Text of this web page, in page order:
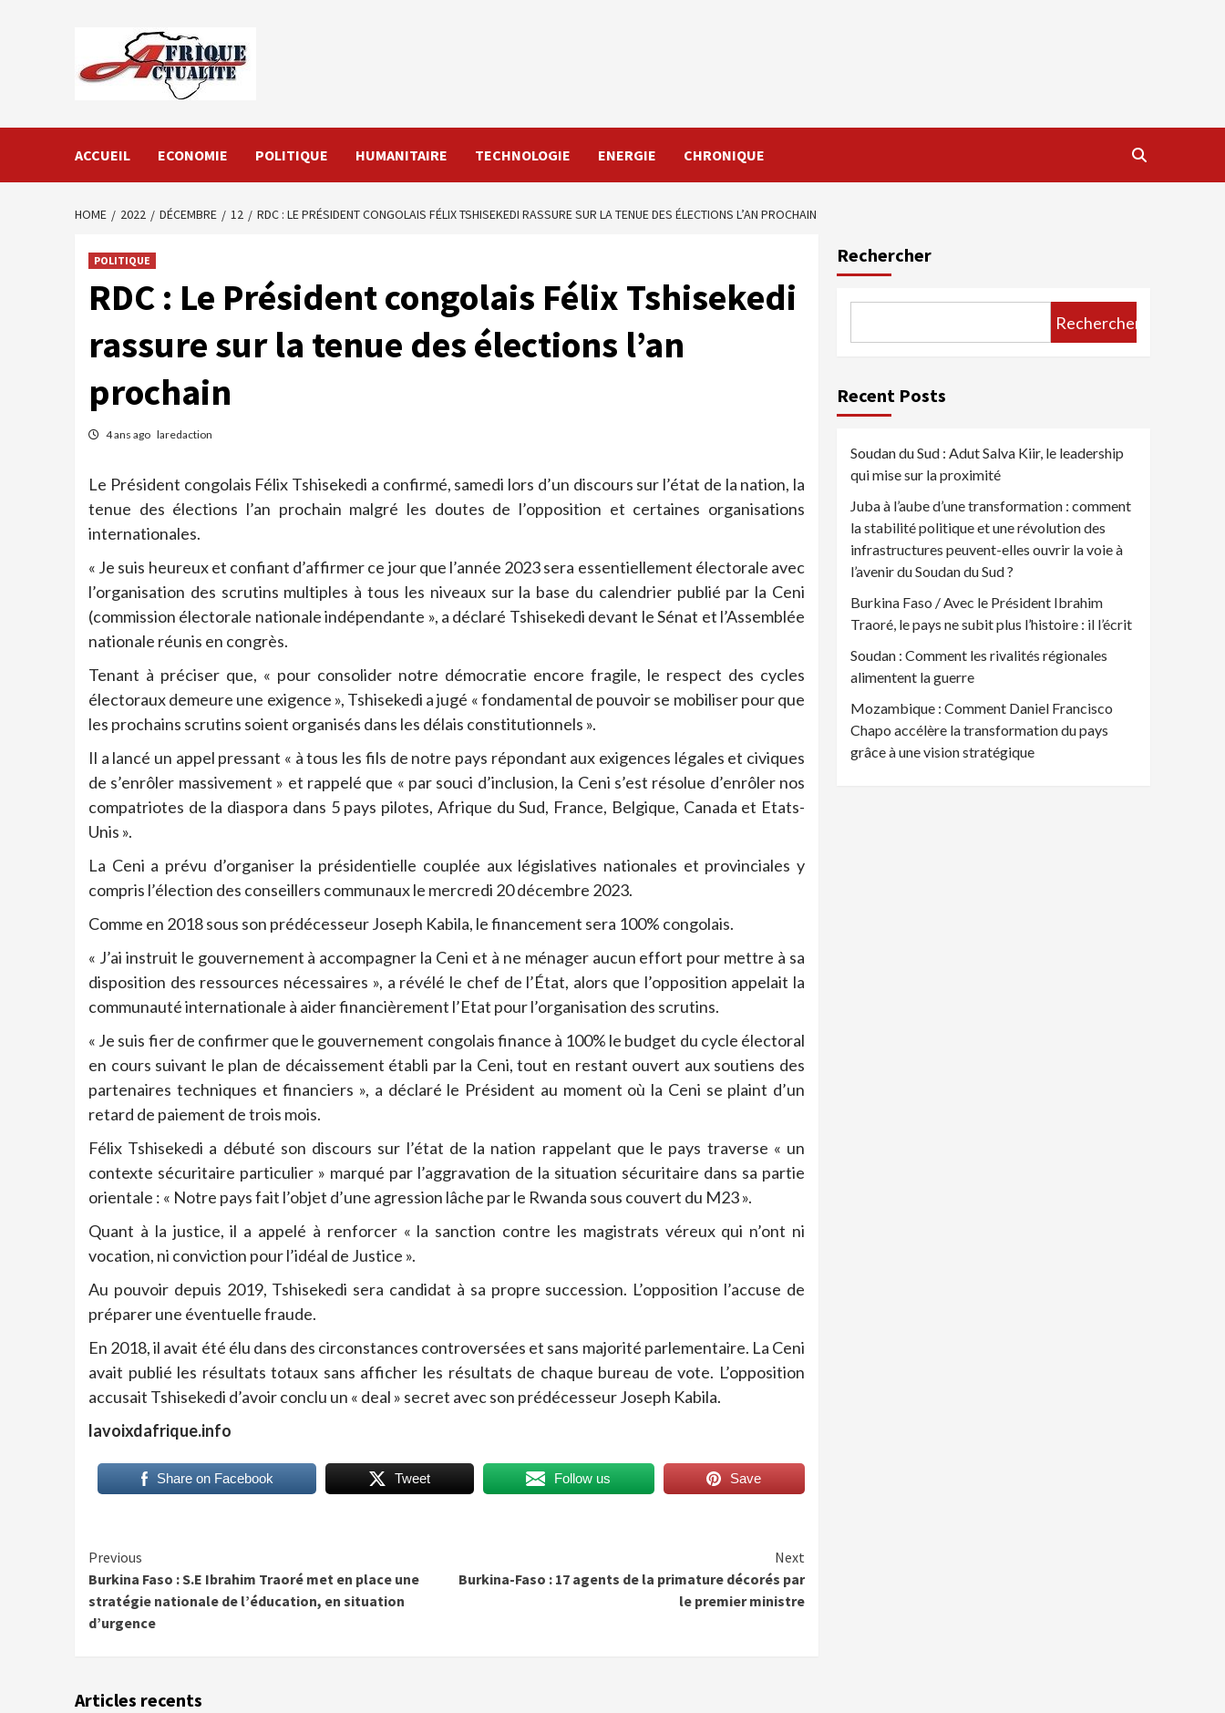
ACCUEIL ECONOMIE POLITIQUE HUMANITAIRE TECHNOLOGIE ENERGIE CHRONIQUE
HOME 2022 DÉCEMBRE 12 RDC : LE PRÉSIDENT CONGOLAIS FÉLIX TSHISEKEDI RASSURE SUR LA TENUE DES ÉLECTIONS L’AN PROCHAIN
POLITIQUE
RDC : Le Président congolais Félix Tshisekedi
rassure sur la tenue des élections l’an
prochain
4 ans ago laredaction
Le Président congolais Félix Tshisekedi a confirmé, samedi lors d’un discours sur l’état de la nation, la
tenue des élections l’an prochain malgré les doutes de l’opposition et certaines organisations
internationales.
« Je suis heureux et confiant d’affirmer ce jour que l’année 2023 sera essentiellement électorale avec
l’organisation des scrutins multiples à tous les niveaux sur la base du calendrier publié par la Ceni
(commission électorale nationale indépendante », a déclaré Tshisekedi devant le Sénat et l’Assemblée
nationale réunis en congrès.
Tenant à préciser que, « pour consolider notre démocratie encore fragile, le respect des cycles
électoraux demeure une exigence », Tshisekedi a jugé « fondamental de pouvoir se mobiliser pour que
les prochains scrutins soient organisés dans les délais constitutionnels ».
Il a lancé un appel pressant « à tous les fils de notre pays répondant aux exigences légales et civiques
de s’enrôler massivement » et rappelé que « par souci d’inclusion, la Ceni s’est résolue d’enrôler nos
compatriotes de la diaspora dans 5 pays pilotes, Afrique du Sud, France, Belgique, Canada et Etats-
Unis ».
La Ceni a prévu d’organiser la présidentielle couplée aux législatives nationales et provinciales y
compris l’élection des conseillers communaux le mercredi 20 décembre 2023.
Comme en 2018 sous son prédécesseur Joseph Kabila, le financement sera 100% congolais.
« J’ai instruit le gouvernement à accompagner la Ceni et à ne ménager aucun effort pour mettre à sa
disposition des ressources nécessaires », a révélé le chef de l’État, alors que l’opposition appelait la
communauté internationale à aider financièrement l’Etat pour l’organisation des scrutins.
« Je suis fier de confirmer que le gouvernement congolais finance à 100% le budget du cycle électoral
en cours suivant le plan de décaissement établi par la Ceni, tout en restant ouvert aux soutiens des
partenaires techniques et financiers », a déclaré le Président au moment où la Ceni se plaint d’un
retard de paiement de trois mois.
Félix Tshisekedi a débuté son discours sur l’état de la nation rappelant que le pays traverse « un
contexte sécuritaire particulier » marqué par l’aggravation de la situation sécuritaire dans sa partie
orientale : « Notre pays fait l’objet d’une agression lâche par le Rwanda sous couvert du M23 ».
Quant à la justice, il a appelé à renforcer « la sanction contre les magistrats véreux qui n’ont ni
vocation, ni conviction pour l’idéal de Justice ».
Au pouvoir depuis 2019, Tshisekedi sera candidat à sa propre succession. L’opposition l’accuse de
préparer une éventuelle fraude.
En 2018, il avait été élu dans des circonstances controversées et sans majorité parlementaire. La Ceni
avait publié les résultats totaux sans afficher les résultats de chaque bureau de vote. L’opposition
accusait Tshisekedi d’avoir conclu un « deal » secret avec son prédécesseur Joseph Kabila.
lavoixdafrique.info
Share on Facebook Tweet Follow us Save
Continue
Reading
Previous
Burkina Faso : S.E Ibrahim Traoré met en place une
stratégie nationale de l’éducation, en situation
d’urgence
Next
Burkina-Faso : 17 agents de la primature décorés par
le premier ministre
Articles recents
Rechercher
Rechercher
Recent Posts
Soudan du Sud : Adut Salva Kiir, le leadership
qui mise sur la proximité
Juba à l’aube d’une transformation : comment
la stabilité politique et une révolution des
infrastructures peuvent-elles ouvrir la voie à
l’avenir du Soudan du Sud ?
Burkina Faso / Avec le Président Ibrahim
Traoré, le pays ne subit plus l’histoire : il l’écrit
Soudan : Comment les rivalités régionales
alimentent la guerre
Mozambique : Comment Daniel Francisco
Chapo accélère la transformation du pays
grâce à une vision stratégique